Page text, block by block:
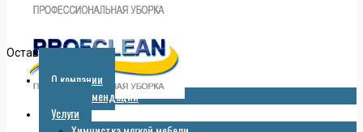
Оставить заявку
О компании
Рекомендации
Услуги